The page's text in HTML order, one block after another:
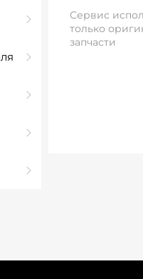
Сервис
только
запчасти